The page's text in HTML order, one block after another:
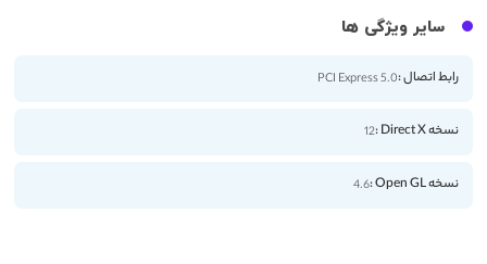
سایر ویژگی ها
رابط اتصال :PCI Express 5.0
نسخه Direct X : 12
نسخه Open GL : 4.6